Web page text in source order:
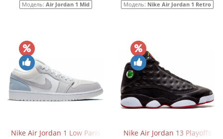
Модель: Air Jordan 1 Mid
Модель: Nike Air Jordan 1 Retro
Nike Air Jordan 1 Low Paris Nike Air Jordan 13 Playoffs